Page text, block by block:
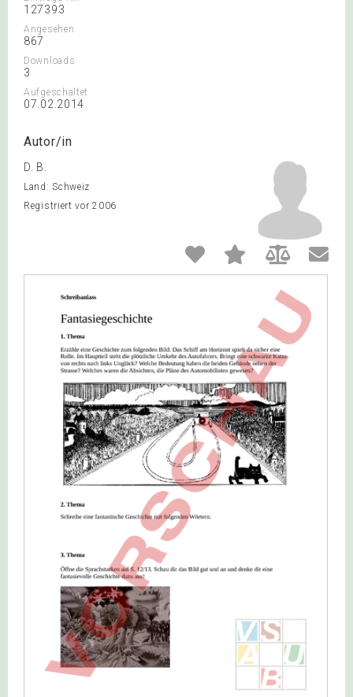
127393
Angesehen
867
Downloads
3
Aufgeschaltet
07.02.2014
Autor/in
D. B.
Land: Schweiz
Registriert vor 2006